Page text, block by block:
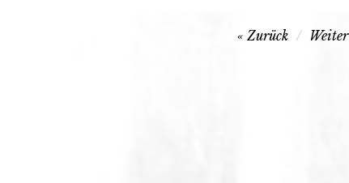
Beitragsnavigation
Zurück Weiter